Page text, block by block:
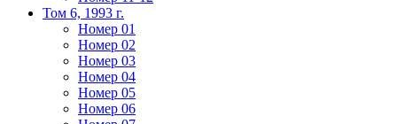
Том 6, 1993 г.
Номер 01
Номер 02
Номер 03
Номер 04
Номер 05
Номер 06